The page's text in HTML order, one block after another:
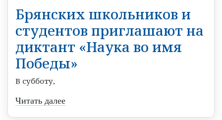
Брянских школьников и
студентов приглашают на
диктант «Наука во имя
Победы»
В субботу,
Читать далее